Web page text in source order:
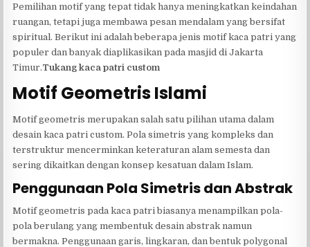
Pemilihan motif yang tepat tidak hanya meningkatkan keindahan
ruangan, tetapi juga membawa pesan mendalam yang bersifat
spiritual. Berikut ini adalah beberapa jenis motif kaca patri yang
populer dan banyak diaplikasikan pada masjid di Jakarta
Timur.Tukang kaca patri custom
Motif Geometris Islami
Motif geometris merupakan salah satu pilihan utama dalam
desain kaca patri custom. Pola simetris yang kompleks dan
terstruktur mencerminkan keteraturan alam semesta dan
sering dikaitkan dengan konsep kesatuan dalam Islam.
Penggunaan Pola Simetris dan Abstrak
Motif geometris pada kaca patri biasanya menampilkan pola-
pola berulang yang membentuk desain abstrak namun
bermakna. Penggunaan garis, lingkaran, dan bentuk polygonal